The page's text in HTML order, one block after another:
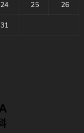
24 25 26
31